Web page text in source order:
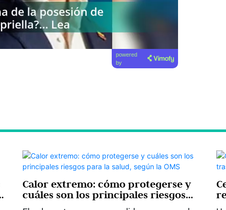
powered
by
Calor extremo: cómo protegerse y
cuáles son los principales riesgos
para la salud, según la OMS